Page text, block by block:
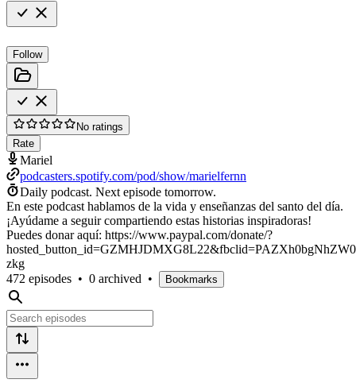
Follow
No ratings
Rate
Mariel
podcasters.spotify.com/pod/show/marielfernn
Daily podcast. Next episode tomorrow.
En este podcast hablamos de la vida y enseñanzas del santo del día.
¡Ayúdame a seguir compartiendo estas historias inspiradoras!
Puedes donar aquí: https://www.paypal.com/donate/?
zkg
472 episodes • 0 archived • Bookmarks